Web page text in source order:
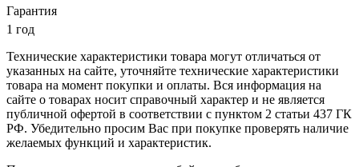
Гарантия
1 год
Технические характеристики товара могут отличаться от
указанных на сайте, уточняйте технические характеристики
товара на момент покупки и оплаты. Вся информация на
сайте о товарах носит справочный характер и не является
публичной офертой в соответствии с пунктом 2 статьи 437 ГК
РФ. Убедительно просим Вас при покупке проверять наличие
желаемых функций и характеристик.